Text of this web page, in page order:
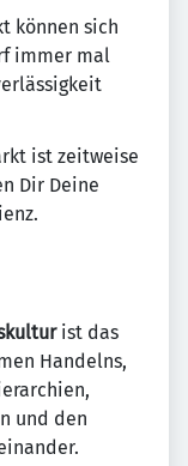
können sich
immer mal
ist zeitweise
Dir Deine
ist das
Handelns,
und den